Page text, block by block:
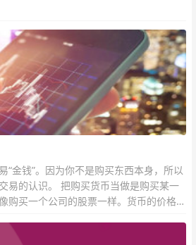
“金钱”。因为你不是购买东西本身，所以
易的认识。 把购买货币当做是购买某一
购买一个公司的股票一样。货币的价格直